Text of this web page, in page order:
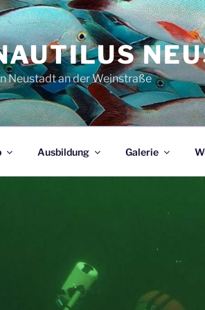
Neustadt an der Weinstraße
Ausbildung Galerie